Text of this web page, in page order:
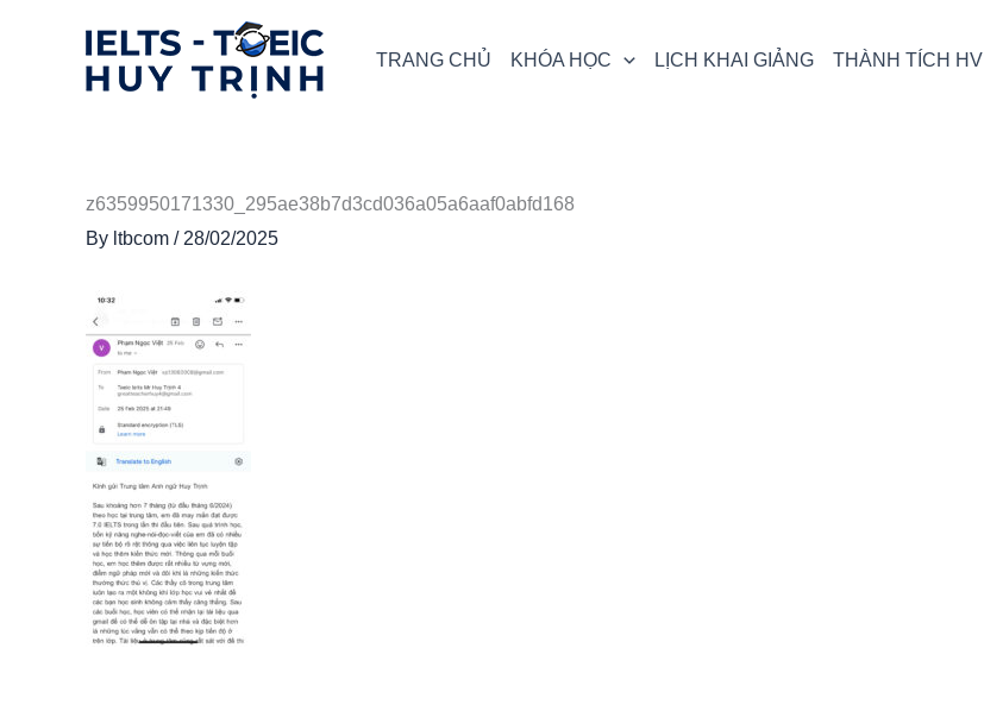
TRANG CHỦ KHÓA HỌC LỊCH KHAI GIẢNG THÀNH TÍCH HV
z6359950171330_295ae38b7d3cd036a05a6aaf0abfd168
By ltbcom / 28/02/2025